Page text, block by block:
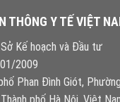
THÔNG Y TẾ VIỆT
Kế hoạch và Đầu tư
2009
Phan Đình Giót,